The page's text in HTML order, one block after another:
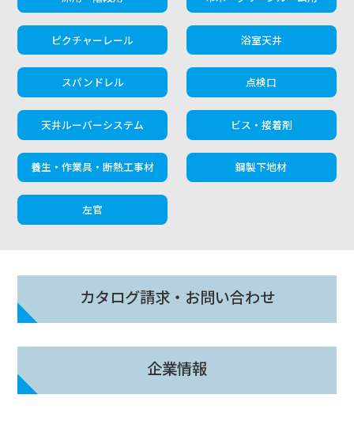
ピクチャーレール 浴室天井
スパンドレル 点検口
天井ルーバーシステム ビス・接着剤
養生・作業具・断熱工事材 鋼製下地材
左官
カタログ請求・お問い合わせ
企業情報